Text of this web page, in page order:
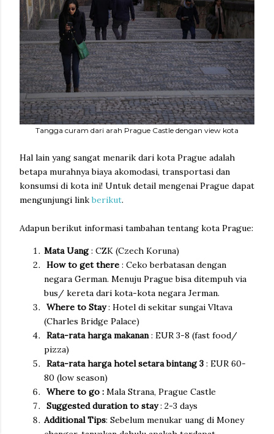
Tangga curam dari arah Prague Castle dengan view kota
Hal lain yang sangat menarik dari kota Prague adalah
betapa murahnya biaya akomodasi, transportasi dan
konsumsi di kota ini! Untuk detail mengenai Prague dapat
mengunjungi linkberikut.
Adapun berikut informasi tambahan tentang kota Prague:
Mata Uang: CZK (Czech Koruna)
How to get there : Ceko berbatasan dengan
negara German. Menuju Prague bisa ditempuh via
bus/ kereta dari kota-kota negara Jerman.
Where to Stay: Hotel di sekitar sungai Vltava
(Charles Bridge Palace)
Rata-rata harga makanan: EUR 3-8 (fast food/
pizza)
Rata-rata harga hotel setara bintang 3 : EUR 60-
80 (low season)
Where to go : Mala Strana, Prague Castle
Suggested duration to stay: 2-3 days
Additional Tips: Sebelum menukar uang di Money